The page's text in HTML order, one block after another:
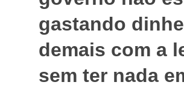
gastando
demais com a
sem ter nada